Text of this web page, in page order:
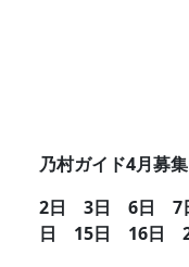
乃村ガイド4月募
2日 3日 6日 7
日 15日 16日